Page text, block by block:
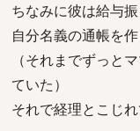
ちなみに彼は給与
自分名義の通帳を
（それまでずっと
ていた）
それで経理とこじ